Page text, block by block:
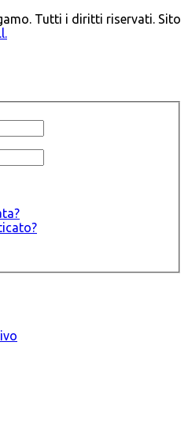
Tutti i diritti riservati. Sito